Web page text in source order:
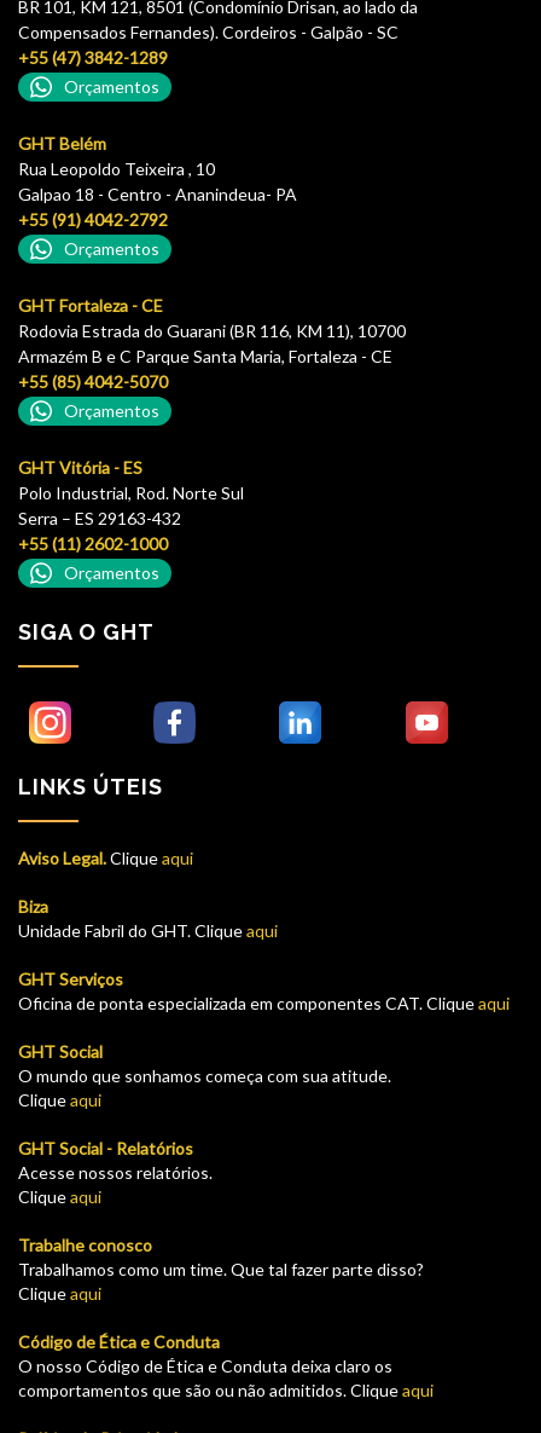
BR 101, KM 121, 8501 (Condomínio Drisan, ao lado da
Compensados Fernandes). Cordeiros - Galpão - SC
+55 (47) 3842-1289
Orçamentos
GHT Belém
Rua Leopoldo Teixeira , 10
Galpao 18 - Centro - Ananindeua- PA
+55 (91) 4042-2792
Orçamentos
GHT Fortaleza - CE
Rodovia Estrada do Guarani (BR 116, KM 11), 10700
Armazém B e C Parque Santa Maria, Fortaleza - CE
+55 (85) 4042-5070
Orçamentos
GHT Vitória - ES
Polo Industrial, Rod. Norte Sul
Serra – ES 29163-432
+55 (11) 2602-1000
Orçamentos
SIGA O GHT
LINKS ÚTEIS
Aviso Legal.Cliqueaqui
Biza
Unidade Fabril do GHT. Cliqueaqui
GHT Serviços
Oficina de ponta especializada em componentes CAT. Cliqueaqui
GHT Social
O mundo que sonhamos começa com sua atitude.
Cliqueaqui
GHT Social - Relatórios
Acesse nossos relatórios.
Cliqueaqui
Trabalhe conosco
Trabalhamos como um time. Que tal fazer parte disso?
Cliqueaqui
Código de Ética e Conduta
O nosso Código de Ética e Conduta deixa claro os
comportamentos que são ou não admitidos. Cliqueaqui